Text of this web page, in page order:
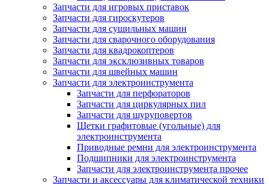
Запчасти для игровых приставок
Запчасти для гироскутеров
Запчасти для сушильных машин
Запчасти для сварочного оборудования
Запчасти для квадрокоптеров
Запчасти для эксклюзивных товаров
Запчасти для швейных машин
Запчасти для электроинструмента
Запчасти для перфораторов
Запчасти для циркулярных пил
Запчасти для шуруповертов
Щетки графитовые (угольные) для
электроинструмента
Приводные ремни для электроинструмента
Подшипники для электроинструмента
Запчасти для электроинструмента прочее
Запчасти и аксессуары для климатической техники